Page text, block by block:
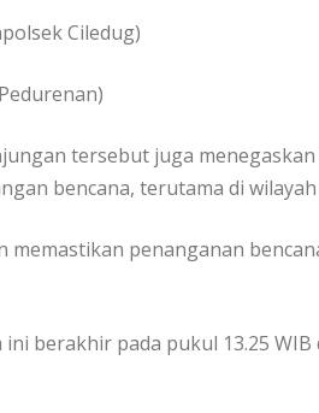
Ciledug)
tersebut juga
bencana, terutama di
memastikan penanganan
berakhir pada pukul 13.25